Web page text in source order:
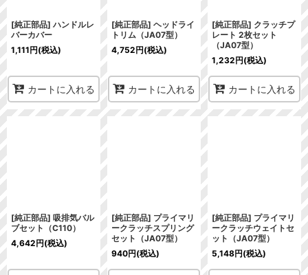
[純正部品] ハンドルレ
バーカバー
1,111円(税込)
カートに入れる
[純正部品] ヘッドライ
トリム（JA07型）
4,752円(税込)
カートに入れる
[純正部品] クラッチプ
レート 2枚セット
（JA07型）
1,232円(税込)
カートに入れる
[純正部品] 吸排気バル
ブセット（C110）
4,642円(税込)
[純正部品] プライマリ
ークラッチスプリング
セット（JA07型）
940円(税込)
[純正部品] プライマリ
ークラッチウェイトセ
ット（JA07型）
5,148円(税込)